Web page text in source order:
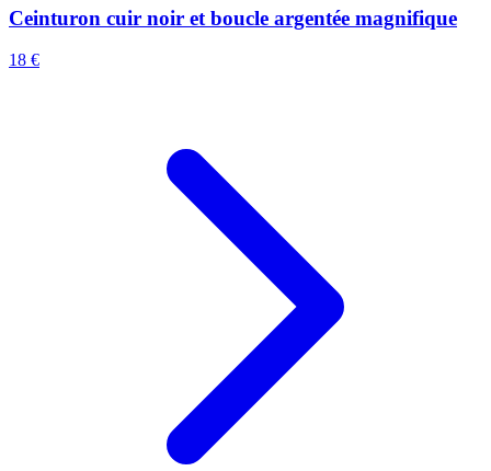
Ceinturon cuir noir et boucle argentée magnifique
18 €